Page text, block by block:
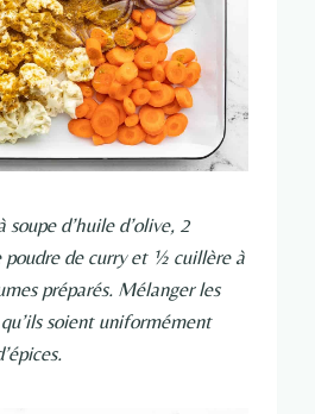
d’huile d’olive, 2
poudre de curry et ½ cuillère à
préparés. Mélanger les
soient uniformément